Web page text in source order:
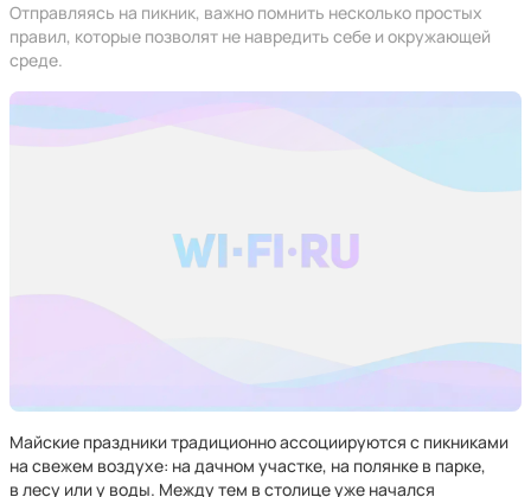
Отправляясь на пикник, важно помнить несколько простых
правил, которые позволят не навредить себе и окружающей
среде.
Майские праздники традиционно ассоциируются с пикниками
на свежем воздухе: на дачном участке, на полянке в парке,
в лесу или у воды. Между тем в столице уже начался